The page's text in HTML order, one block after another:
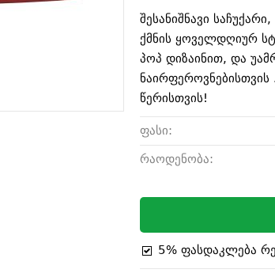
შესანიშნავი
ქმნის ყოველდღიურ
პოპ დიზაინით, და
ნაირფეროვნებისთვის
წერისთვის!
ფასი:
რაოდენობა:
5% ფასდაკლება